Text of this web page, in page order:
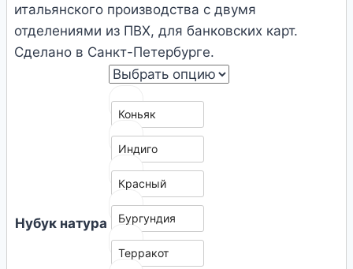
итальянского производства с двумя
отделениями из ПВХ, для банковских карт.
Сделано в Санкт-Петербурге.
Нубук натура
Коньяк
Индиго
Красный
Бургундия
Терракот